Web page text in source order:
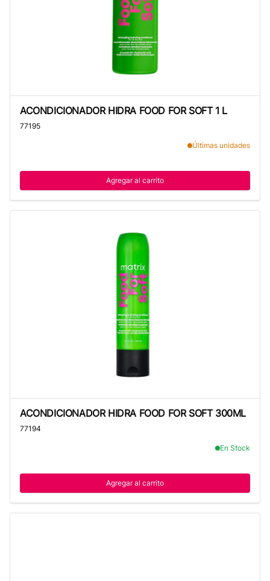
ACONDICIONADOR HIDRA FOOD FOR SOFT 1 L
77195
Últimas unidades
Agregar al carrito
ACONDICIONADOR HIDRA FOOD FOR SOFT 300ML
77194
En Stock
Agregar al carrito